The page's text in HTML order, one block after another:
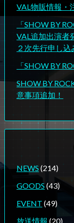
VAL物販情報・
「SHOW BY
VAL追加出演者
２次先行申し込
「SHOW BY
SHOW BY
意事項追加！
NEWS (214)
GOODS (43)
EVENT (49)
放送情報 (20)